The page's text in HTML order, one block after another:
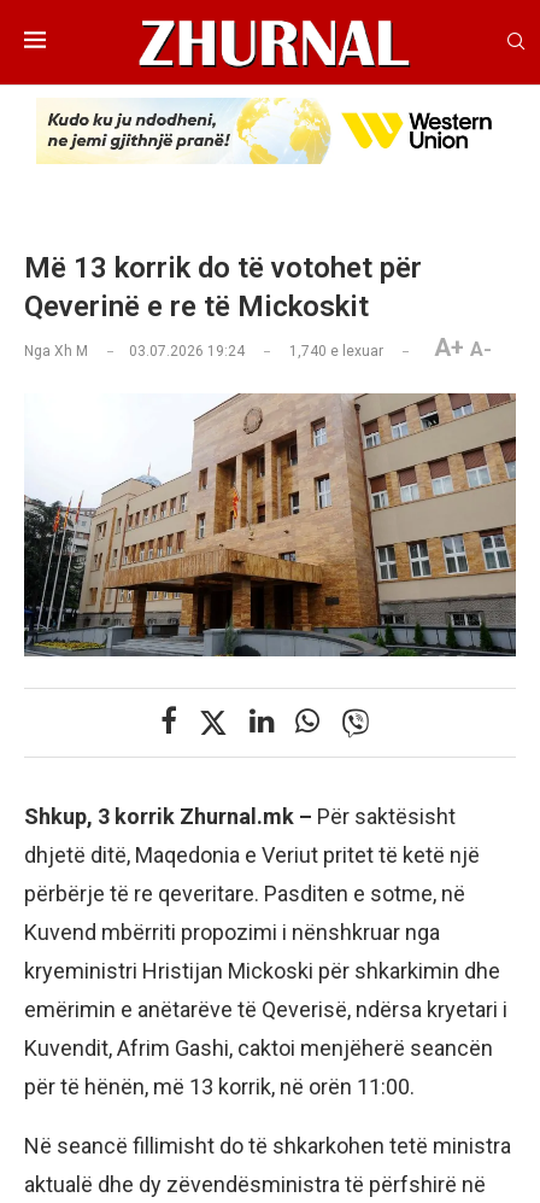
Më 13 korrik do të votohet për
Qeverinë e re të Mickoskit
Nga Xh M 03.07.2026 19:24 1,740 e lexuar A+ A-
Shkup, 3 korrik Zhurnal.mk – Për saktësisht
dhjetë ditë, Maqedonia e Veriut pritet të ketë një
përbërje të re qeveritare. Pasditen e sotme, në
Kuvend mbërriti propozimi i nënshkruar nga
kryeministri Hristijan Mickoski për shkarkimin dhe
emërimin e anëtarëve të Qeverisë, ndërsa kryetari i
Kuvendit, Afrim Gashi, caktoi menjëherë seancën
për të hënën, më 13 korrik, në orën 11:00.
Në seancë fillimisht do të shkarkohen tetë ministra
aktualë dhe dy zëvendësministra të përfshirë në